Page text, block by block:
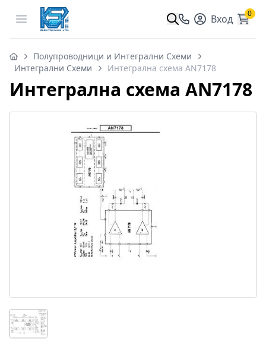
Open menu Вход 0
Полупроводници и Интегрални Схеми
Интегрални Схеми
Интегрална схема AN7178
Интегрална схема AN7178